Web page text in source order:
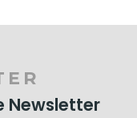
Newsletter